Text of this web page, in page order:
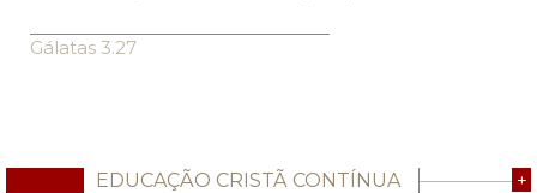
Gálatas 3.27
EDUCAÇÃO CRISTÃ CONTÍNUA +